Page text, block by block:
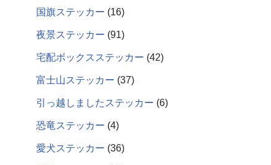
国旗ステッカー 16
夜景ステッカー 91
宅配ボックスステッカー 42
富士山ステッカー 37
引っ越しましたステッカー 6
恐竜ステッカー 4
愛犬ステッカー 36